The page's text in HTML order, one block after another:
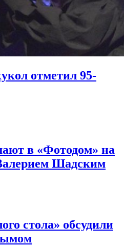
отметил 95-
в «Фотодом» на
Шадским
стола» обсудили